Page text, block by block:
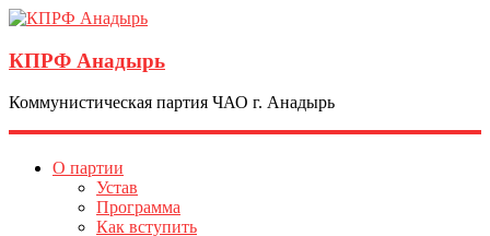
КПРФ Анадырь
Коммунистическая партия ЧАО г. Анадырь
О партии
Устав
Программа
Как вступить